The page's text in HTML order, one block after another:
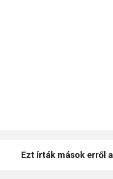
Ezt írták mások erről a